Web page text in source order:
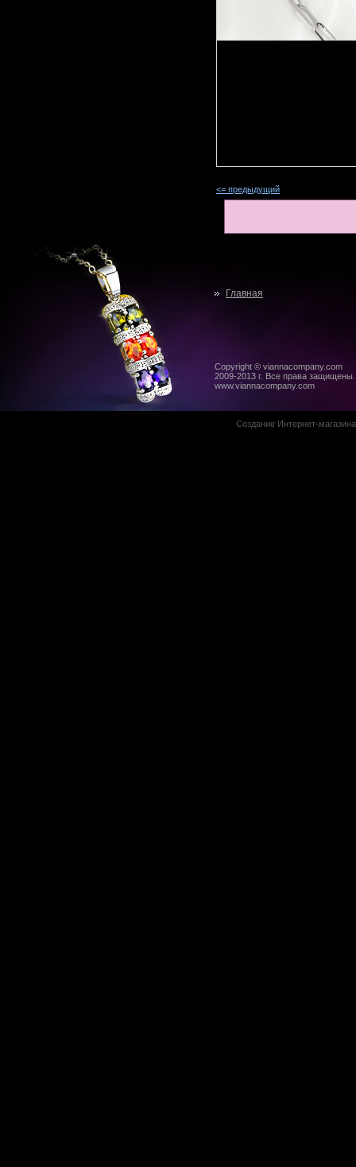
<= предыдущий
Главная
Copyright © viannacompany.com
2009-2013 г. Все права защищены.
www.viannacompany.com
Создание Интернет-